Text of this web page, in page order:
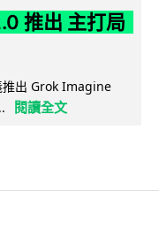
推出 主打局
推出 Grok Imagine
閱讀全文